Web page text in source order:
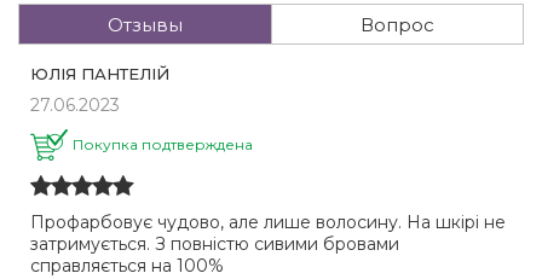
Отзывы Вопрос
ЮЛІЯ ПАНТЕЛІЙ
27.06.2023
Покупка подтверждена
Профарбовує чудово, але лише волосину. На шкірі не
затримується. З повністю сивими бровами
справляється на 100%